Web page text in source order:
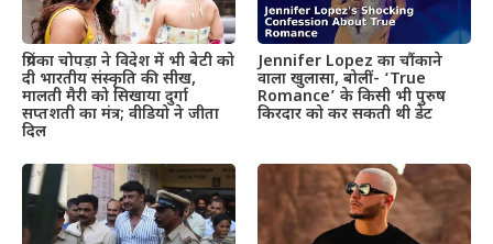
प्रियंका चोपड़ा ने विदेश में भी बेटी को
दी भारतीय संस्कृति की सीख,
मालती मैरी को सिखाया दुर्गा
सप्तशती का मंत्र; वीडियो ने जीता
दिल
Jennifer Lopez का चौंकाने
वाला खुलासा, बोलीं- ‘True
Romance’ के किसी भी पुरुष
किरदार को कर सकती थी डेट